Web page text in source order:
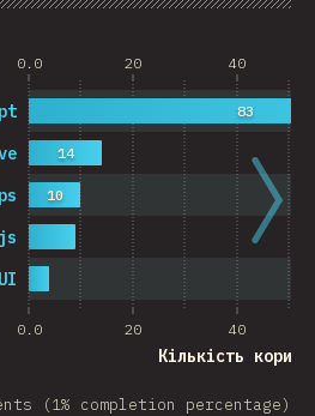
Data Share
0.0 20 40
0.0 20 40
Кількість
10
14
83
(1% completion percentage)